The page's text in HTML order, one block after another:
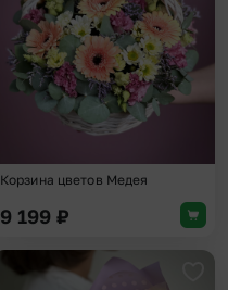
Корзина цветов Медея
9 199 ₽